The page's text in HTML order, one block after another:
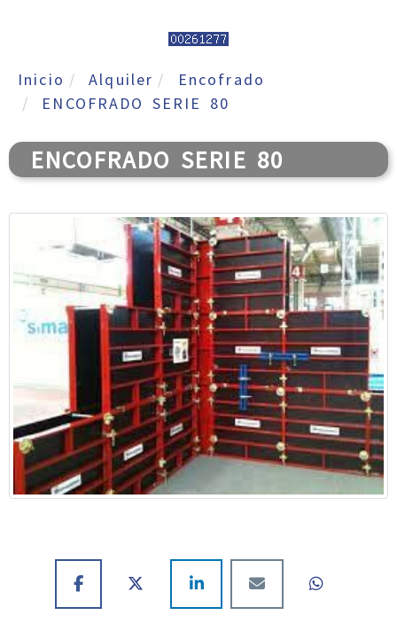
Inicio Alquiler
Encofrado
ENCOFRADO SERIE 80
ENCOFRADO SERIE 80